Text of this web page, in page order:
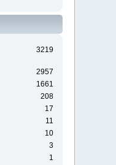
3219
2957
1661
208
17
11
10
3
1